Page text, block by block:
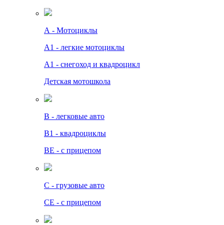
А - Мотоциклы
A1 - легкие мотоциклы
A1 - снегоход и квадроцикл
Детская мотошкола
B - легковые авто
В1 - квадроциклы
BE - с прицепом
C - грузовые авто
СЕ - с прицепом